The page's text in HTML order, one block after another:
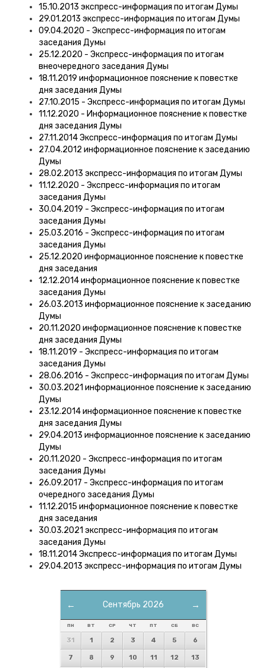
15.10.2013 экспресс-информация по итогам Думы
29.01.2013 экспресс-информация по итогам Думы
09.04.2020 - Экспресс-информация по итогам
заседания Думы
25.12.2020 - Экспресс-информация по итогам
внеочередного заседания Думы
18.11.2019 информационное пояснение к повестке
дня заседания Думы
27.10.2015 - Экспресс-информация по итогам Думы
11.12.2020 - Информационное пояснение к повестке
дня заседания Думы
27.11.2014 Экспресс-информация по итогам Думы
27.04.2012 информационное пояснение к заседанию
Думы
28.02.2013 экспресс-информация по итогам Думы
11.12.2020 - Экспресс-информация по итогам
заседания Думы
30.04.2019 - Экспресс-информация по итогам
заседания Думы
25.03.2016 - Экспресс-информация по итогам
заседания Думы
25.12.2020 информационное пояснение к повестке
дня заседания
12.12.2014 информационное пояснение к повестке
заседания Думы
26.03.2013 информационное пояснение к заседанию
Думы
20.11.2020 информационное пояснение к повестке
дня заседания Думы
18.11.2019 - Экспресс-информация по итогам
заседания Думы
28.06.2016 - Экспресс-информация по итогам Думы
30.03.2021 информационное пояснение к заседанию
Думы
23.12.2014 информационное пояснение к повестке
дня заседания Думы
29.04.2013 информационное пояснение к заседанию
Думы
20.11.2020 - Экспресс-информация по итогам
заседания Думы
26.09.2017 - Экспресс-информация по итогам
очередного заседания Думы
11.12.2015 информационное пояснение к повестке
дня заседания
30.03.2021 экспресс-информация по итогам
заседания Думы
18.11.2014 Экспресс-информация по итогам Думы
29.04.2013 экспресс-информация по итогам Думы
← →
Сентябрь 2026
ПН ВТ СР ЧТ ПТ СБ ВС
31 1 2 3 4 5 6
7 8 9 10 11 12 13